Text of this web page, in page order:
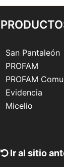
San Pantaleón
PROFAM
PROFAM
Evidencia
Micelio
Ir al sitio